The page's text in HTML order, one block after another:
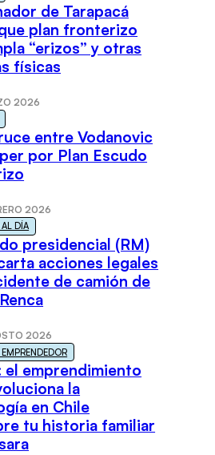
de Tarapacá
plan fronterizo
“erizos” y otras
físicas
2026
entre Vodanovic
por Plan Escudo
2026
DÍA
presidencial (RM)
acciones legales
de camión de
2026
el emprendimiento
la
en Chile
tu historia familiar